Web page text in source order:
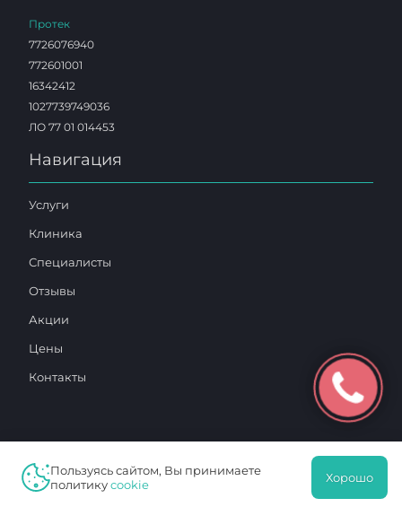
Протек
7726076940
772601001
16342412
1027739749036
ЛО 77 01 014453
Навигация
Услуги
Клиника
Специалисты
Отзывы
Акции
Цены
Контакты
2025 © «Московский Доктор»
Пользуясь сайтом, Вы принимаете
политикуcookie Хорошо